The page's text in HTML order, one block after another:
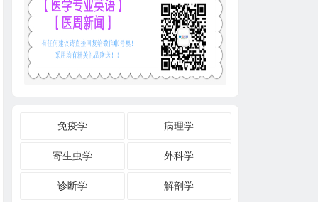
免疫学 病理学
寄生虫学 外科学
诊断学 解剖学